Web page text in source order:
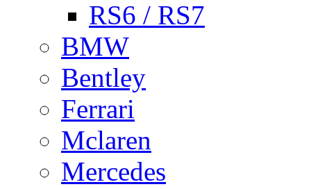
RS6 / RS7
BMW
Bentley
Ferrari
Mclaren
Mercedes